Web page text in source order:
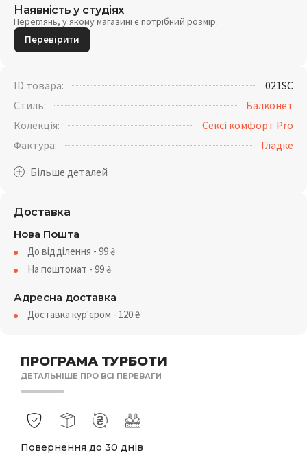
ПРОГРАМА ТУРБОТИ
ДЕТАЛЬНІШЕ ПРО ВСІ ПЕРЕВАГИ
Повернення до 30 днів
Наявність у студіях
Переглянь, у якому магазині є потрібний розмір.
Перевірити
ID товара:
021SC
Стиль:
Балконет
Колекція:
Сексі комфорт Pro
Фактура:
Гладке
Доставка
Нова Пошта
До відділення - 99₴
На поштомат - 99₴
Адресна доставка
Доставка кур'єром - 120₴